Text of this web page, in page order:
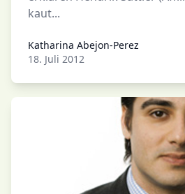
kaut...
Katharina Abejon-Perez
Katharina Abejon-Perez
18. Juli 2012